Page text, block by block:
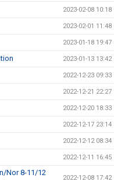
2023-02-08 10:18
2023-02-01 11:48
2023-01-18 19:47
2023-01-13 13:42
2022-12-23 09:33
2022-12-21 22:27
2022-12-20 18:33
2022-12-17 23:14
2022-12-12 08:34
2022-12-11 16:45
Nor 8-11/12
2022-12-08 17:42